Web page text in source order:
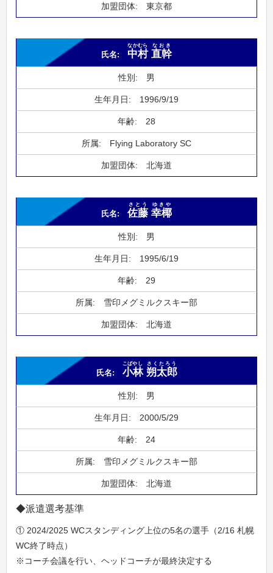
東京都
中村
なかむら
直幹
なおき
男
1996/9/19
28
Flying Laboratory SC
北海道
佐藤
さとう
幸椰
ゆきや
男
1995/6/19
29
雪印メグミルクスキー部
北海道
小林
こばやし
朔太郎
さくたろう
男
2000/5/29
24
雪印メグミルクスキー部
北海道
◆派遣選考基準
① 2024/2025 WCスタンディング上位の5名の選手（2/16 札幌
WC終了時点）
※コーチ会議を行い、ヘッドコーチが最終決定する